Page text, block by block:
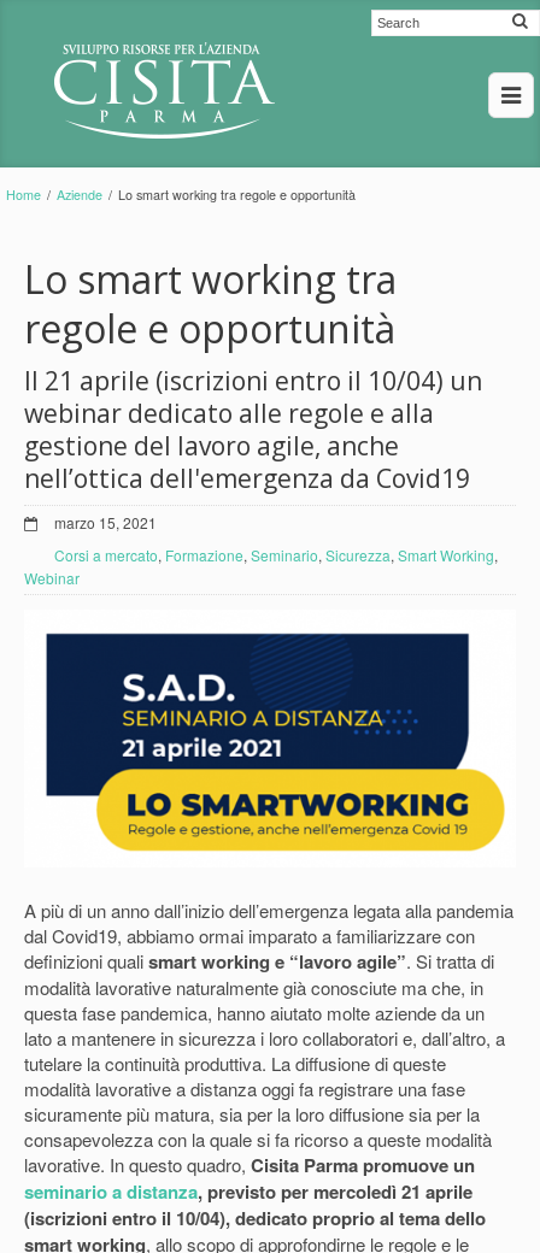
Home / Aziende / Lo smart working tra regole e opportunità
Lo smart working tra
regole e opportunità
Il 21 aprile (iscrizioni entro il 10/04) un
webinar dedicato alle regole e alla
gestione del lavoro agile, anche
nell’ottica dell'emergenza da Covid19
marzo 15, 2021
Corsi a mercato, Formazione, Seminario, Sicurezza, Smart Working,
Webinar
A più di un anno dall’inizio dell’emergenza legata alla pandemia
dal Covid19, abbiamo ormai imparato a familiarizzare con
definizioni qualismart working e “lavoro agile”. Si tratta di
modalità lavorative naturalmente già conosciute ma che, in
questa fase pandemica, hanno aiutato molte aziende da un
lato a mantenere in sicurezza i loro collaboratori e, dall’altro, a
tutelare la continuità produttiva. La diffusione di queste
modalità lavorative a distanza oggi fa registrare una fase
sicuramente più matura, sia per la loro diffusione sia per la
consapevolezza con la quale si fa ricorso a queste modalità
lavorative. In questo quadro, Cisita Parma promuove un
seminario a distanza, previsto per mercoledì 21 aprile
(iscrizioni entro il 10/04), dedicato proprio al tema dello
smart working, allo scopo di approfondirne le regole e le